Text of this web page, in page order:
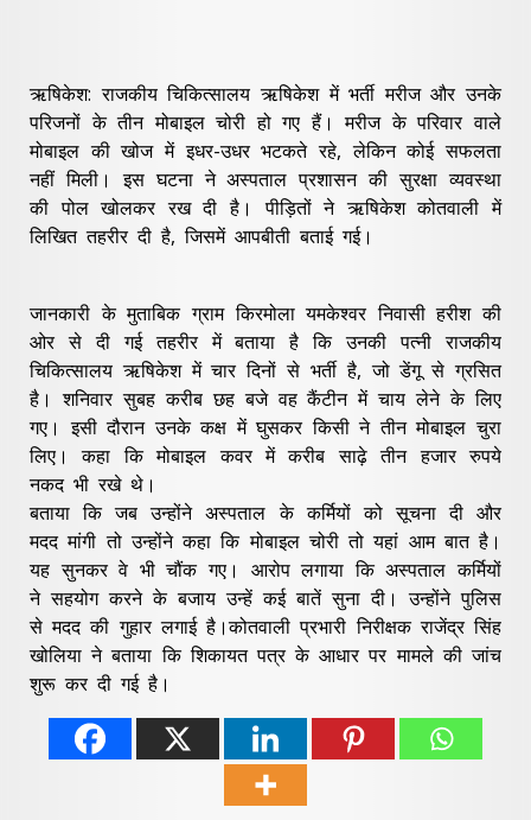
ऋषिकेश: राजकीय चिकित्सालय ऋषिकेश में भर्ती मरीज और उनके
परिजनों के तीन मोबाइल चोरी हो गए हैं। मरीज के परिवार वाले
मोबाइल की खोज में इधर-उधर भटकते रहे, लेकिन कोई सफलता
नहीं मिली। इस घटना ने अस्पताल प्रशासन की सुरक्षा व्यवस्था
की पोल खोलकर रख दी है। पीड़ितों ने ऋषिकेश कोतवाली में
लिखित तहरीर दी है, जिसमें आपबीती बताई गई।
जानकारी के मुताबिक ग्राम किरमोला यमकेश्वर निवासी हरीश की
ओर से दी गई तहरीर में बताया है कि उनकी पत्नी राजकीय
चिकित्सालय ऋषिकेश में चार दिनों से भर्ती है, जो डेंगू से ग्रसित
है। शनिवार सुबह करीब छह बजे वह कैंटीन में चाय लेने के लिए
गए। इसी दौरान उनके कक्ष में घुसकर किसी ने तीन मोबाइल चुरा
लिए। कहा कि मोबाइल कवर में करीब साढ़े तीन हजार रुपये
नकद भी रखे थे।
बताया कि जब उन्होंने अस्पताल के कर्मियों को सूचना दी और
मदद मांगी तो उन्होंने कहा कि मोबाइल चोरी तो यहां आम बात है।
यह सुनकर वे भी चौंक गए। आरोप लगाया कि अस्पताल कर्मियों
ने सहयोग करने के बजाय उन्हें कई बातें सुना दी। उन्होंने पुलिस
से मदद की गुहार लगाई है।कोतवाली प्रभारी निरीक्षक राजेंद्र सिंह
खोलिया ने बताया कि शिकायत पत्र के आधार पर मामले की जांच
शुरू कर दी गई है।